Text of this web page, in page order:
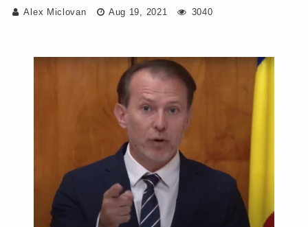
Alex Miclovan Aug 19, 2021 3040